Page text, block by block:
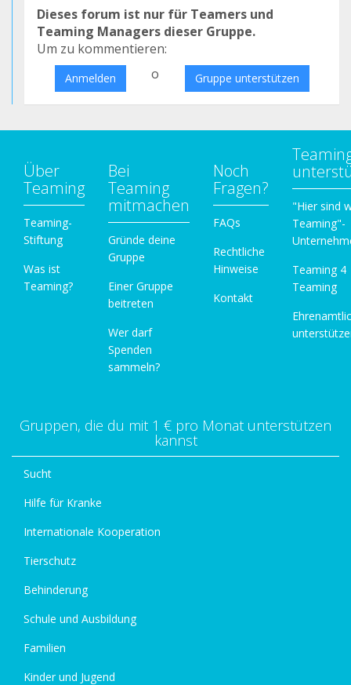
Dieses forum ist nur für Teamers und
Teaming Managers dieser Gruppe.
Um zu kommentieren:
Anmelden o Gruppe unterstützen
Über
Teaming
Teaming-
Stiftung
Was ist
Teaming?
Bei
Teaming
mitmachen
Gründe deine
Gruppe
Einer Gruppe
beitreten
Wer darf
Spenden
sammeln?
Noch
Fragen?
FAQs
Rechtliche
Hinweise
Kontakt
"Hier sind
Teaming"-
Teaming 4
Teaming
Gruppen, die du mit 1 € pro Monat unterstützen
kannst
Sucht
Hilfe für Kranke
Internationale Kooperation
Tierschutz
Behinderung
Schule und Ausbildung
Familien
Kinder und Jugend